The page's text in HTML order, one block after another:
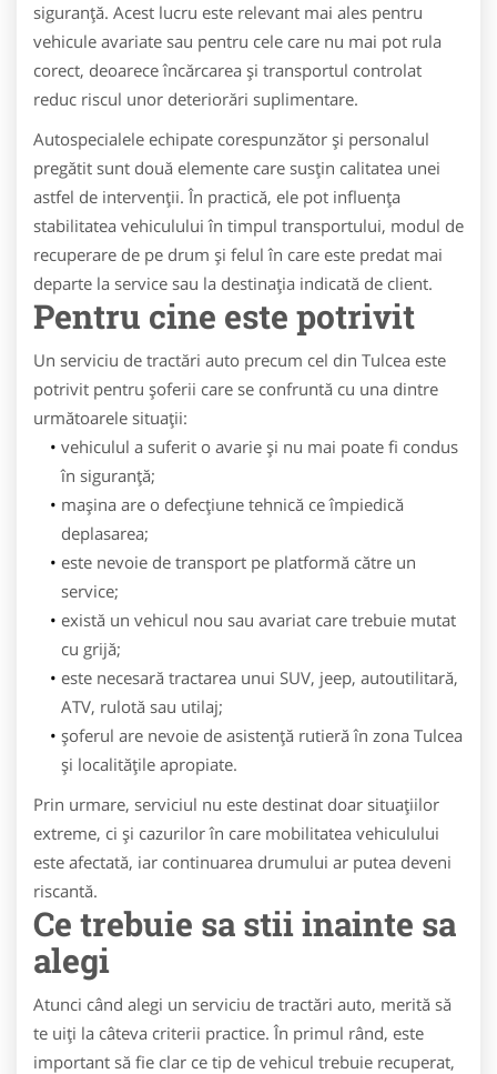
siguranță. Acest lucru este relevant mai ales pentru
vehicule avariate sau pentru cele care nu mai pot rula
corect, deoarece încărcarea și transportul controlat
reduc riscul unor deteriorări suplimentare.
Autospecialele echipate corespunzător și personalul
pregătit sunt două elemente care susțin calitatea unei
astfel de intervenții. În practică, ele pot influența
stabilitatea vehiculului în timpul transportului, modul de
recuperare de pe drum și felul în care este predat mai
departe la service sau la destinația indicată de client.
Pentru cine este potrivit
Un serviciu de tractări auto precum cel din Tulcea este
potrivit pentru șoferii care se confruntă cu una dintre
următoarele situații:
vehiculul a suferit o avarie și nu mai poate fi condus
în siguranță;
mașina are o defecțiune tehnică ce împiedică
deplasarea;
este nevoie de transport pe platformă către un
service;
există un vehicul nou sau avariat care trebuie mutat
cu grijă;
este necesară tractarea unui SUV, jeep, autoutilitară,
ATV, rulotă sau utilaj;
șoferul are nevoie de asistență rutieră în zona Tulcea
și localitățile apropiate.
Prin urmare, serviciul nu este destinat doar situațiilor
extreme, ci și cazurilor în care mobilitatea vehiculului
este afectată, iar continuarea drumului ar putea deveni
riscantă.
Ce trebuie sa stii inainte sa
alegi
Atunci când alegi un serviciu de tractări auto, merită să
te uiți la câteva criterii practice. În primul rând, este
important să fie clar ce tip de vehicul trebuie recuperat,